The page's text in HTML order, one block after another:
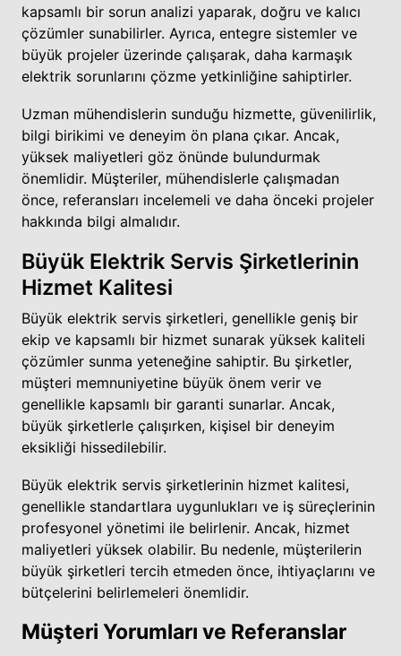
kapsamlı bir sorun analizi yaparak, doğru ve kalıcı
çözümler sunabilirler. Ayrıca, entegre sistemler ve
büyük projeler üzerinde çalışarak, daha karmaşık
elektrik sorunlarını çözme yetkinliğine sahiptirler.
Uzman mühendislerin sunduğu hizmette, güvenilirlik,
bilgi birikimi ve deneyim ön plana çıkar. Ancak,
yüksek maliyetleri göz önünde bulundurmak
önemlidir. Müşteriler, mühendislerle çalışmadan
önce, referansları incelemeli ve daha önceki projeler
hakkında bilgi almalıdır.
Büyük Elektrik Servis Şirketlerinin
Hizmet Kalitesi
Büyük elektrik servis şirketleri, genellikle geniş bir
ekip ve kapsamlı bir hizmet sunarak yüksek kaliteli
çözümler sunma yeteneğine sahiptir. Bu şirketler,
müşteri memnuniyetine büyük önem verir ve
genellikle kapsamlı bir garanti sunarlar. Ancak,
büyük şirketlerle çalışırken, kişisel bir deneyim
eksikliği hissedilebilir.
Büyük elektrik servis şirketlerinin hizmet kalitesi,
genellikle standartlara uygunlukları ve iş süreçlerinin
profesyonel yönetimi ile belirlenir. Ancak, hizmet
maliyetleri yüksek olabilir. Bu nedenle, müşterilerin
büyük şirketleri tercih etmeden önce, ihtiyaçlarını ve
bütçelerini belirlemeleri önemlidir.
Müşteri Yorumları ve Referanslar